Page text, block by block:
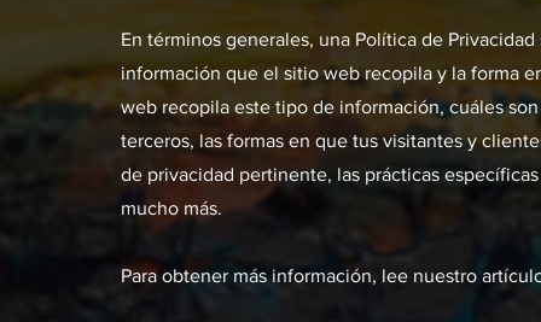
En términos generales, una Política de
información que el sitio web recopila y la forma
web recopila este tipo de información, cuáles
terceros, las formas en que tus visitantes y
de privacidad pertinente, las prácticas
mucho más.
Para obtener más información, lee nuestro